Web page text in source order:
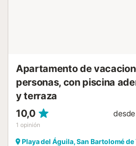
Apartamento de
personas, con piscina
y terraza
10,0
1 opinión
desde
Playa del Águila, San Bartolomé